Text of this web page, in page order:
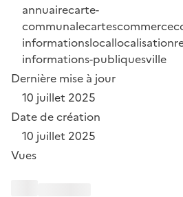
annuairecarte-
communalecartescommerce
informationslocallocalisation
informations-publiquesville
Dernière mise à jour
10 juillet 2025
Date de création
10 juillet 2025
Vues